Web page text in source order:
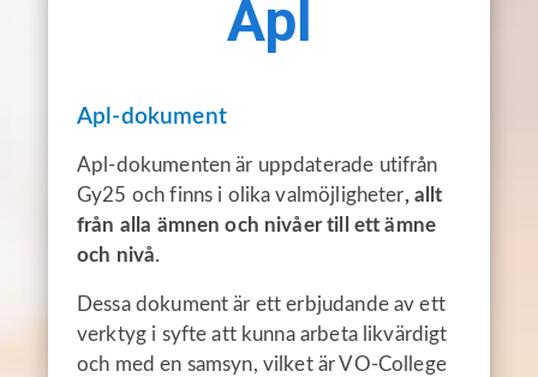
Apl
Apl-dokument
Apl-dokumenten är uppdaterade utifrån
Gy25 och finns i olika valmöjligheter, allt
från alla ämnen och nivåer till ett ämne
och nivå.
Dessa dokument är ett erbjudande av ett
verktyg i syfte att kunna arbeta likvärdigt
och med en samsyn, vilket är VO-College